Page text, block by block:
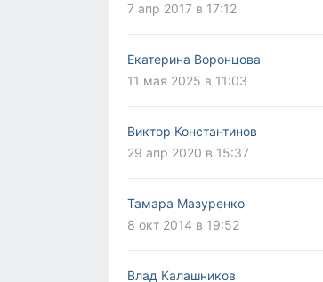
7 апр 2017 в 17:12
Екатерина Воронцова
11 мая 2025 в 11:03
Виктор Константинов
29 апр 2020 в 15:37
Тамара Мазуренко
8 окт 2014 в 19:52
Влад Калашников